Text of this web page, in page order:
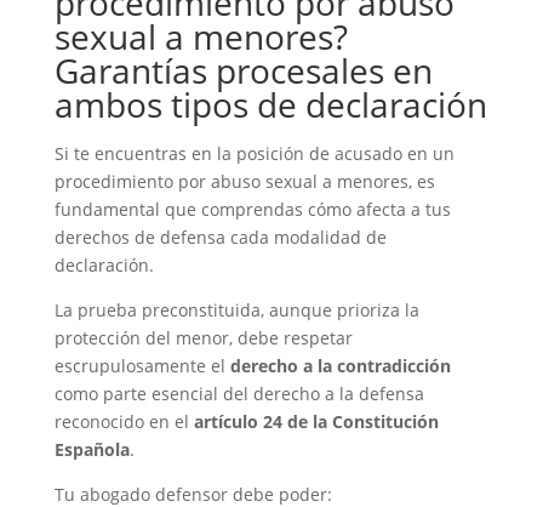
sexual a menores?
Garantías procesales en
ambos tipos de declaración
Si te encuentras en la posición de acusado en un
procedimiento por abuso sexual a menores, es
fundamental que comprendas cómo afecta a tus
derechos de defensa cada modalidad de
declaración.
La prueba preconstituida, aunque prioriza la
protección del menor, debe respetar
escrupulosamente el derecho a la contradicción
como parte esencial del derecho a la defensa
reconocido en el artículo 24 de la Constitución
Española.
Tu abogado defensor debe poder: